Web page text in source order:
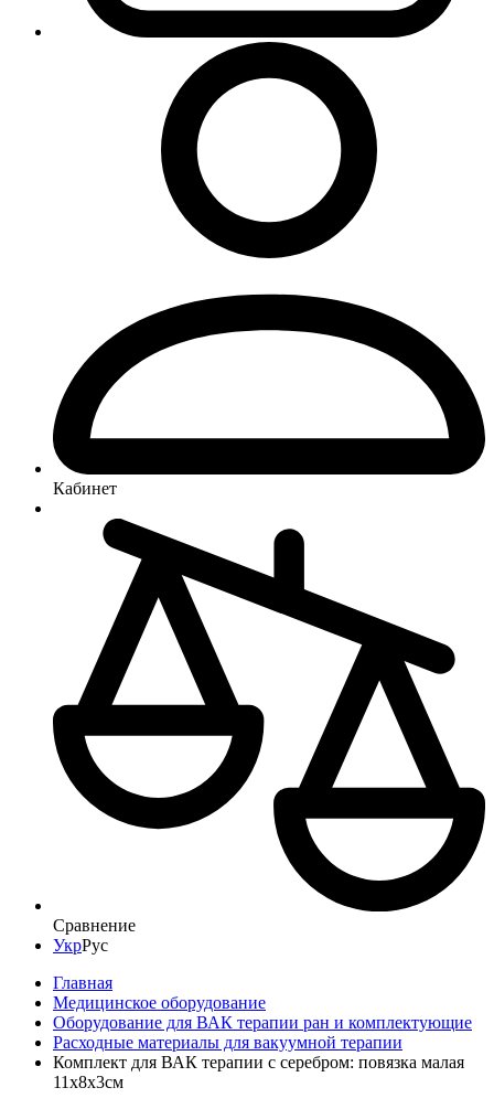
Кабинет
Сравнение
УкрРус
Главная
Медицинское оборудование
Оборудование для ВАК терапии ран и комплектующие
Расходные материалы для вакуумной терапии
Комплект для ВАК терапии с серебром: повязка малая
11х8х3см